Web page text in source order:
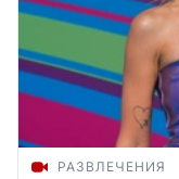
РАЗВЛЕЧЕНИЯ